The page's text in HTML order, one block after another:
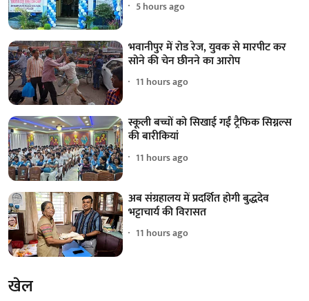
5 hours ago
भवानीपुर में रोड रेज, युवक से मारपीट कर
सोने की चेन छीनने का आरोप
11 hours ago
स्कूली बच्चों को सिखाई गईं ट्रैफिक सिग्नल्स
की बारीकियां
11 hours ago
अब संग्रहालय में प्रदर्शित होगी बुद्धदेव
भट्टाचार्य की विरासत
11 hours ago
खेल